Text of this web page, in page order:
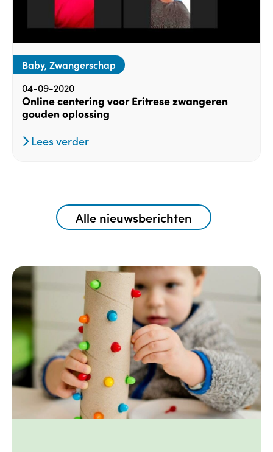
Baby, Zwangerschap
04-09-2020
Online centering voor Eritrese zwangeren
gouden oplossing
Lees verder
Alle nieuwsberichten